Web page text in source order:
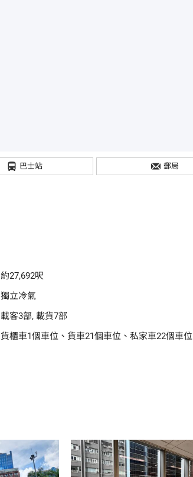
巴士站 郵局
約27,692呎
獨立冷氣
載客3部, 載貨7部
貨櫃車1個車位、貨車21個車位、私家車22個車位